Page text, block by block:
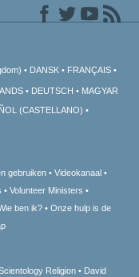
DANSK FRANÇAIS
DEUTSCH
MAGYAR
(CASTELLANO)
gebruiken
Videokanaal
Volunteer Ministers
ben ik?
Onze hulp is de
Religion David